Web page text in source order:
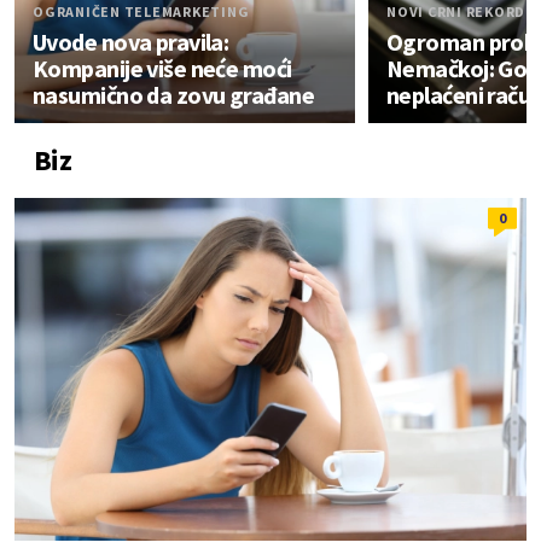
OGRANIČEN TELEMARKETING
Uvode nova pravila:
Kompanije više neće moći
nasumično da zovu građane
NOVI CRNI REKORD
Ogroman
Nemačkoj:
neplaćeni
Biz
0